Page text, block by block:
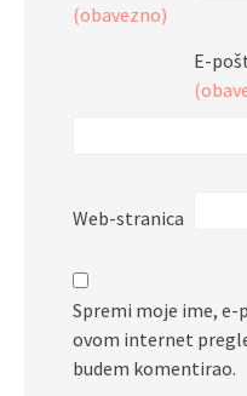
(obavezno)
E-
Web-stranica
Spremi moje ime, e-
ovom internet
budem komentirao.